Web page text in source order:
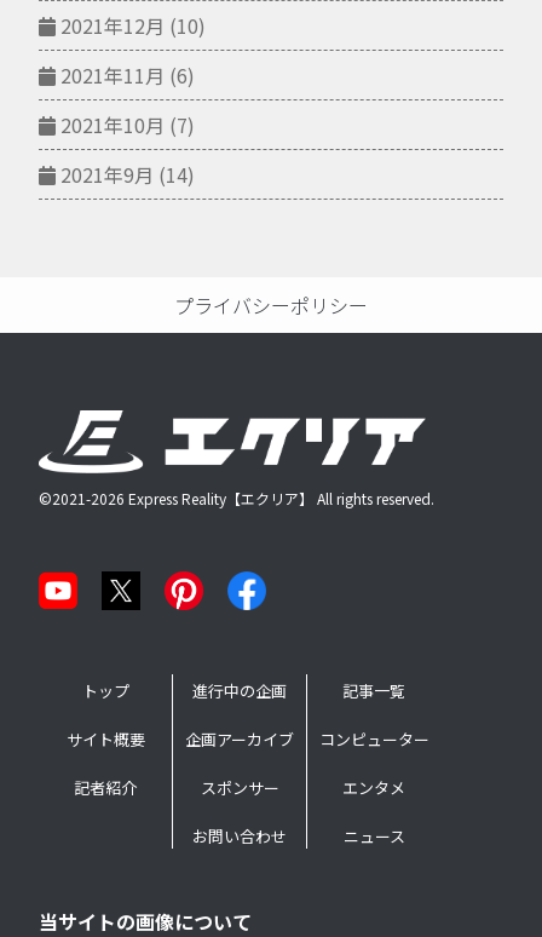
2021年12月 (10)
2021年11月 (6)
2021年10月 (7)
2021年9月 (14)
プライバシーポリシー
©2021-2026 Express Reality【エクリア】 All rights reserved.
トップ
サイト概要
記者紹介
進行中の企画
企画アーカイブ
スポンサー
お問い合わせ
記事一覧
コンピューター
エンタメ
ニュース
当サイトの画像について